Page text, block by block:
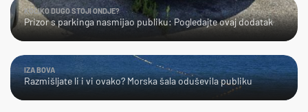
KOLIKO DUGO STOJI ONDJE?
Prizor s parkinga nasmijao publiku: Pogledajte ovaj dodatak
IZA BOVA
Razmišljate li i vi ovako? Morska šala oduševila publiku